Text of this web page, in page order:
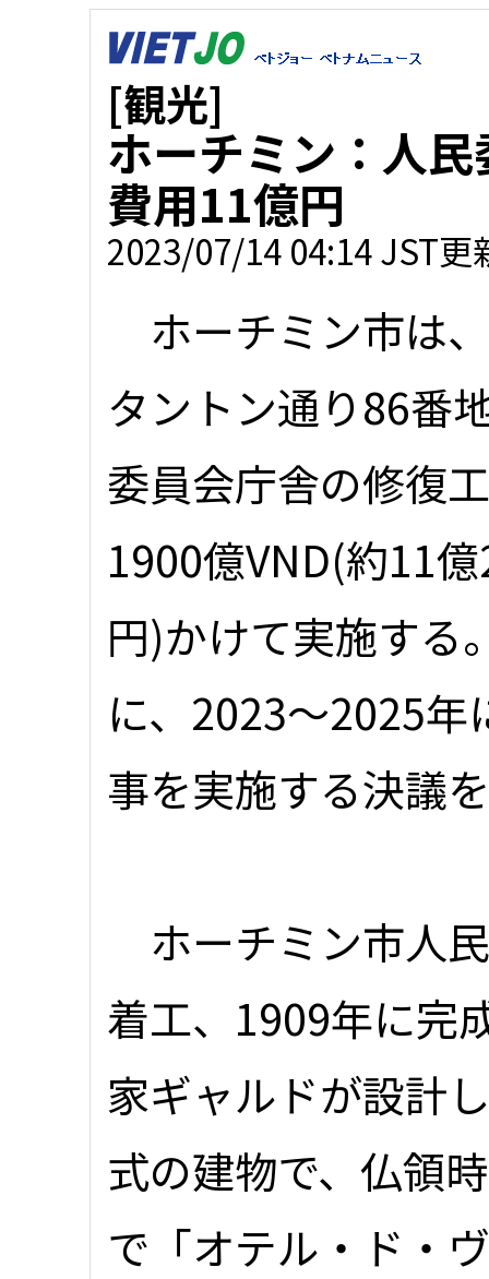
[観光]
ホーチミン：人
費用11億円
2023/07/14 04:14 JST更
ホーチミン市は
タントン通り86番
委員会庁舎の修復
1900億VND(約11
円)かけて実施する
に、2023～2025
事を実施する決議
ホーチミン市人
着工、1909年に完
家ギャルドが設計
式の建物で、仏領
で「オテル・ド・